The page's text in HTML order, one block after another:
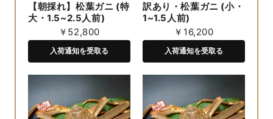
【朝採れ】松葉ガニ (特
大・1.5~2.5人前)
￥52,800
入荷通知を受取る
訳あり・松葉ガニ (小・
1~1.5人前)
￥16,200
入荷通知を受取る